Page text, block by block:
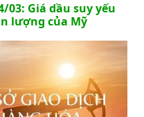
03: Giá dầu suy yếu
lượng của Mỹ